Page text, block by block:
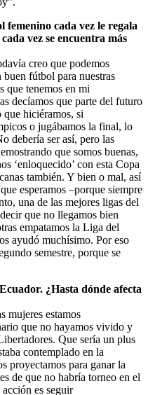
femenino cada vez le regala
vez se encuentra más
creo que podemos
fútbol para nuestras
que tenemos en mi
decíamos que parte del futuro
hiciéramos, si
o jugábamos la final, lo
debería ser así, pero las
que somos buenas,
‘enloquecido’ con esta Copa
también. Y bien o mal, así
esperamos –porque siempre
una de las mejores ligas del
que no llegamos bien
empatamos la Liga del
ayudó muchísimo. Por eso
semestre, porque se
¿Hasta dónde afecta
mujeres estamos
que no hayamos vivido y
Que sería un plus
contemplado en la
proyectamos para ganar la
de que no habría torneo en el
es seguir